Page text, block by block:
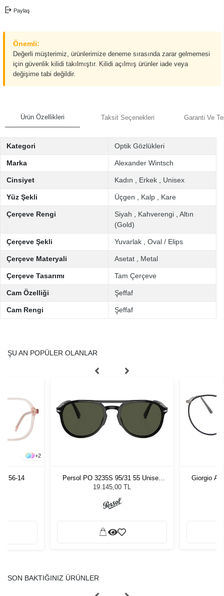
Paylaş
Önemli:
Değerli müşterimiz, ürünlerimize deneme sırasında zarar gelmemesi
için güvenlik kilidi takılmıştır. Kilidi açılmış ürünler iade veya
değişime tabi değildir.
Ürün Özellikleri Taksit Seçenekleri Garanti Ve
Kategori Optik Gözlükleri
Marka Alexander Wintsch
Cinsiyet Kadın Erkek Unisex
Yüz Şekli Üçgen Kalp Kare
Çerçeve Rengi Siyah Kahverengi
Altın
(Gold)
Çerçeve Şekli Yuvarlak Oval / Elips
Çerçeve Materyali Asetat Metal
Çerçeve Tasarımı Tam Çerçeve
Cam Özelliği Şeffaf
Cam Rengi Şeffaf
ŞU AN POPÜLER OLANLAR
+2
56-14
Persol PO 3235S 95/31 55 Unisex
Güneş Gözlüğü
19.145,00 TL
Giorgio
SON BAKTIĞINIZ ÜRÜNLER